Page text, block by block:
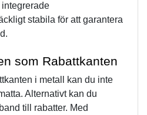
stabila för att garantera
som Rabattkanten
i metall kan du inte
Alternativt kan du
till rabatter. Med